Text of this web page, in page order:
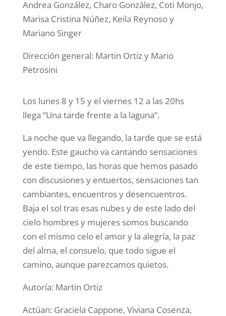
Andrea González, Charo González, Coti Monjo,
Marisa Cristina Núñez, Keila Reynoso y
Mariano Singer
Dirección general: Martin Ortiz y Mario
Petrosini
Los lunes 8 y 15 y el viernes 12 a las 20hs
llega “Una tarde frente a la laguna”.
La noche que va llegando, la tarde que se está
yendo. Este gaucho va cantando sensaciones
de este tiempo, las horas que hemos pasado
con discusiones y entuertos, sensaciones tan
cambiantes, encuentros y desencuentros.
Baja el sol tras esas nubes y de este lado del
cielo hombres y mujeres somos buscando
con el mismo celo el amor y la alegría, la paz
del alma, el consuelo, que todo sigue el
camino, aunque parezcamos quietos.
Autoría: Martin Ortiz
Actúan: Graciela Cappone, Viviana Cosenza,